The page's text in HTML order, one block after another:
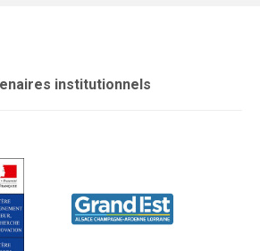
institutionnels